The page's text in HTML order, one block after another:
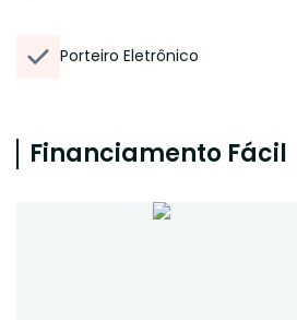
Porteiro Eletrônico
Financiamento Fácil